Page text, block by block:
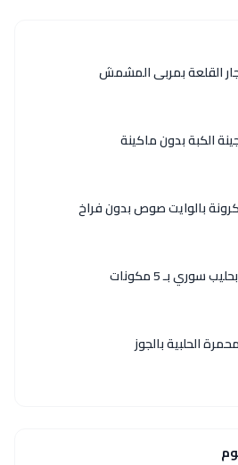
القلعة بمربى المشمش
الكبة بدون ماكينة
بالوايت صوص بدون فراخ
سوري بـ 5 مكونات
الحلبية بالجوز